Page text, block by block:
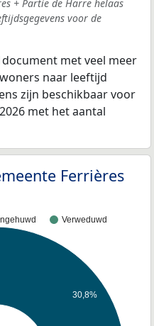
+ Partie de Harre helaas
voor de
document met veel meer
naar leeftijd
zijn beschikbaar voor
met het aantal
Ferrières
Verweduwd
30,8%